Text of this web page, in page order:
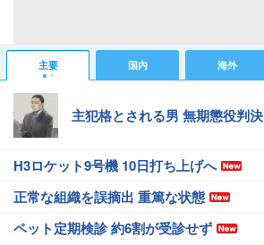
主要 国内 海外
主犯格とされる男 無期懲役判決
H3ロケット9号機 10日打ち上げへ
正常な組織を誤摘出 重篤な状態
ペット定期検診 約6割が受診せず